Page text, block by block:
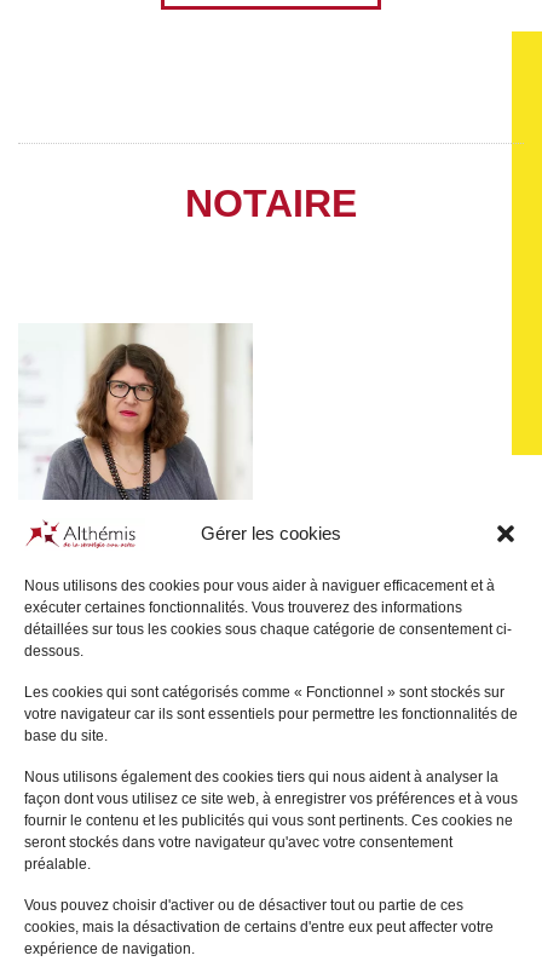
Gérer les cookies
Nous utilisons des cookies pour vous aider à naviguer efficacement et à
exécuter certaines fonctionnalités. Vous trouverez des informations
détaillées sur tous les cookies sous chaque catégorie de consentement ci-
dessous.
Les cookies qui sont catégorisés comme « Fonctionnel » sont stockés sur
votre navigateur car ils sont essentiels pour permettre les fonctionnalités de
base du site.
Nous utilisons également des cookies tiers qui nous aident à analyser la
façon dont vous utilisez ce site web, à enregistrer vos préférences et à vous
fournir le contenu et les publicités qui vous sont pertinents. Ces cookies ne
seront stockés dans votre navigateur qu'avec votre consentement
préalable.
Vous pouvez choisir d'activer ou de désactiver tout ou partie de ces
cookies, mais la désactivation de certains d'entre eux peut affecter votre
expérience de navigation.
NOTAIRE
SophieGONSARD
LE VÉSINET